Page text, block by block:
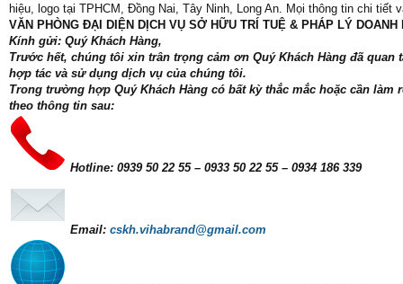
hiệu, logo tại TPHCM, Đồng Nai, Tây Ninh, Long An. Mọi thông tin chi tiết
VĂN PHÒNG ĐẠI DIỆN DỊCH VỤ SỞ HỮU TRÍ TUỆ & PHÁP LÝ DOANH
Kính gửi: Quý Khách Hàng,
Trước hết, chúng tôi xin trân trọng cảm ơn Quý Khách Hàng đã
hợp tác và sử dụng dịch vụ của chúng tôi.
Trong trường hợp Quý Khách Hàng có bất kỳ thắc mắc hoặc cần
theo thông tin sau:
Hotline: 0939 50 22 55 – 0933 50 22 55 – 0934 186 339
Email: cskh.vihabrand@gmail.com